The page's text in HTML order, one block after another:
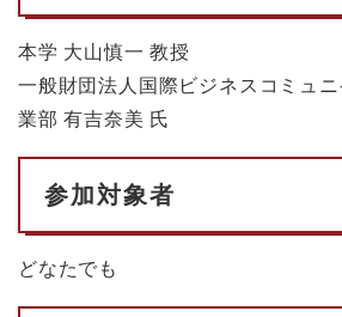
本学 大山慎一 教授
一般財団法人国際ビジネスコミュ
業部 有吉奈美 氏
参加対象者
どなたでも